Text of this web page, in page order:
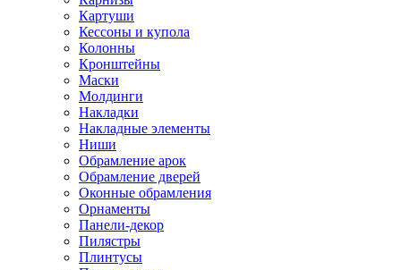
Картуши
Кессоны и купола
Колонны
Кронштейны
Маски
Молдинги
Накладки
Накладные элементы
Ниши
Обрамление арок
Обрамление дверей
Оконные обрамления
Орнаменты
Панели-декор
Пилястры
Плинтусы